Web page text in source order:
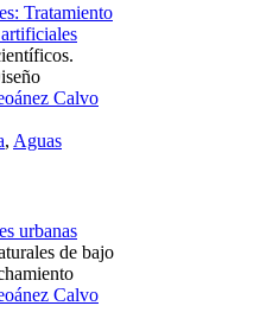
Tratamiento
Calvo
, Aguas
urbanas
de bajo
Calvo